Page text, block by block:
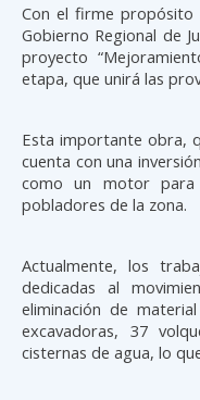
Con el firme propósito
Gobierno Regional de
proyecto
etapa, que unirá las
Esta importante obra,
cuenta con una
como un motor para
pobladores de la zona.
Actualmente, los
dedicadas al
eliminación de
excavadoras, 37
cisternas de agua, lo